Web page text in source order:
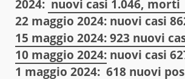
2024: nuovi casi 1.046, morti
22 maggio 2024: nuovi casi
15 maggio 2024: 923 nuovi
10 maggio 2024: nuovi casi
1 maggio 2024: 618 nuovi